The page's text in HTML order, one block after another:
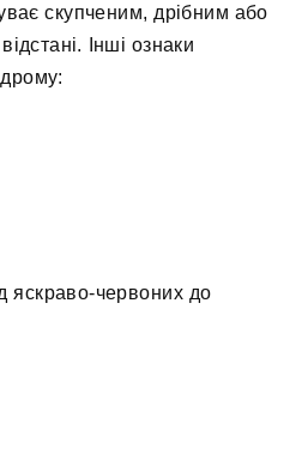
скупченим, дрібним або
Інші ознаки
яскраво-червоних до